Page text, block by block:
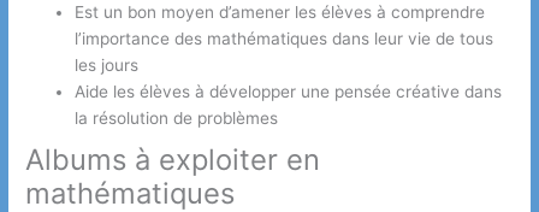
Est un bon moyen d’amener les élèves à comprendre
l’importance des mathématiques dans leur vie de tous
les jours
Aide les élèves à développer une pensée créative dans
la résolution de problèmes
Albums à exploiter en
mathématiques